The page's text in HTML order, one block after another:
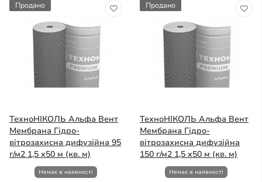
Продано
ТехноНІКОЛЬ Альфа Вент
Мембрана Гідро-
вітрозахисна дифузійна 95
г/м2 1,5 x50 м (кв. м)
Немає в наявності
Продано
ТехноНІКОЛЬ Альфа Вент
Мембрана Гідро-
вітрозахисна дифузійна
150 г/м2 1,5 x50 м (кв. м)
Немає в наявності